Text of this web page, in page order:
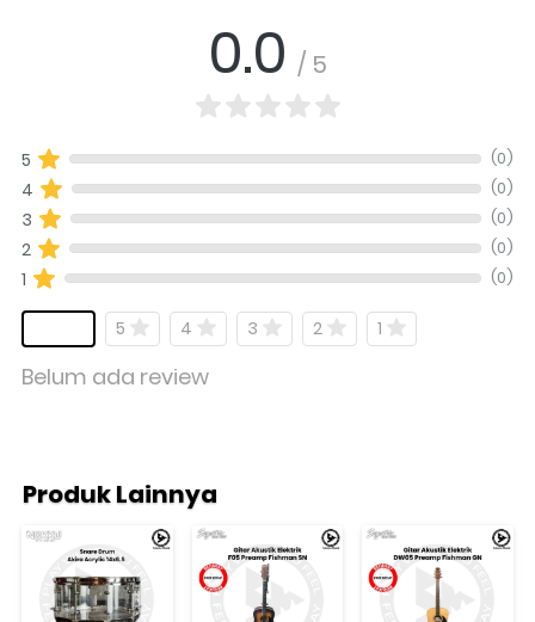
0.0 / 5
5 (0)
4 (0)
3 (0)
2 (0)
1 (0)
5 4 3 2 1
Belum ada review
Produk Lainnya